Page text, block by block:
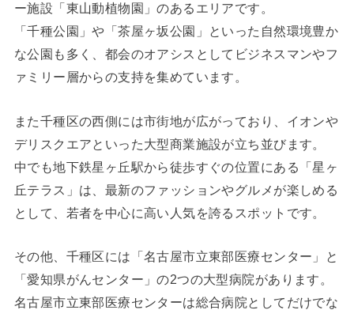
ー施設「東山動植物園」のあるエリアです。
「千種公園」や「茶屋ヶ坂公園」といった自然環境豊か
な公園も多く、都会のオアシスとしてビジネスマンやフ
ァミリー層からの支持を集めています。
また千種区の西側には市街地が広がっており、イオンや
デリスクエアといった大型商業施設が立ち並びます。
中でも地下鉄星ヶ丘駅から徒歩すぐの位置にある「星ヶ
丘テラス」は、最新のファッションやグルメが楽しめる
として、若者を中心に高い人気を誇るスポットです。
その他、千種区には「名古屋市立東部医療センター」と
「愛知県がんセンター」の2つの大型病院があります。
名古屋市立東部医療センターは総合病院としてだけでな